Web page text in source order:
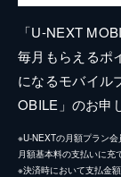
「U-NEXT
毎月もらえるポ
になるモバイル
OBILE」のお申
※U-NEXTの月額プラン
月額基本料の支払いに充
※決済時において支払金